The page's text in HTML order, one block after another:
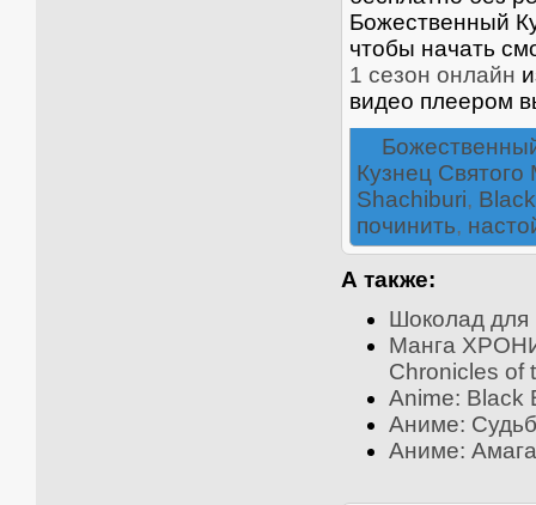
Божественный
чтобы начать
1 сезон онлайн
видео плеером
Кузнец Святого
Shachiburi,
починить,
А также:
Шоколад
Манга
Chronicles of
Anime: Black
Аниме:
Аниме: